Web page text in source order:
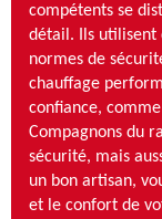
compétents se
détail. Ils utilisent
normes de
chauffage
confiance,
Compagnons du
sécurité, mais
un bon artisan,
et le confort de